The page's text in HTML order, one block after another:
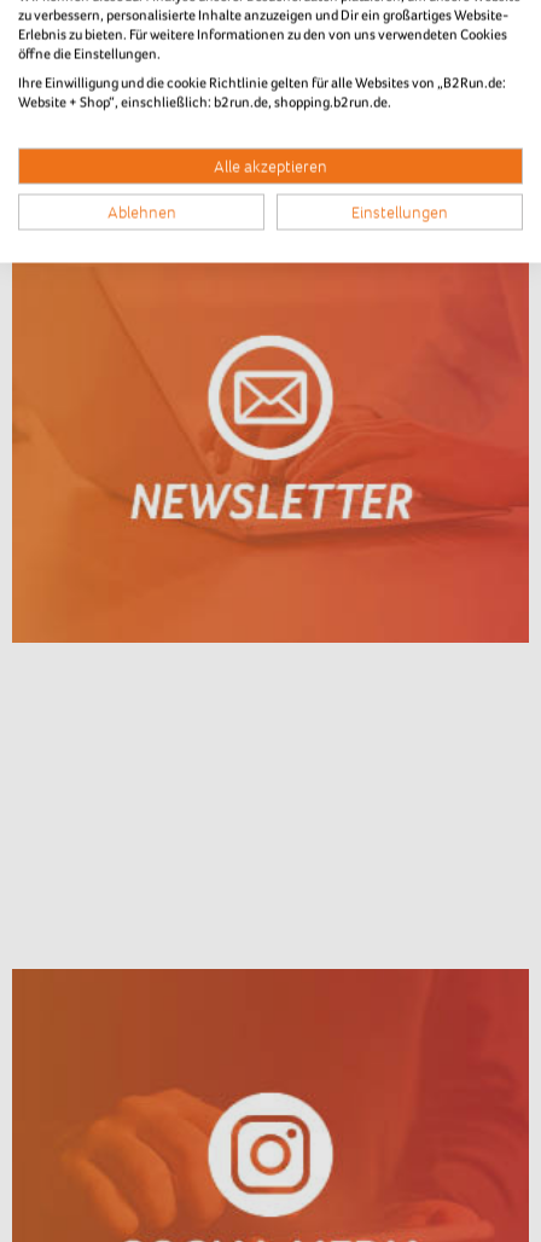
PDF downloaden
Zum Pressebereich
Bilder des Laufs
zu verbessern, personalisierte Inhalte anzuzeigen und Dir ein großartiges Website-
Erlebnis zu bieten. Für weitere Informationen zu den von uns verwendeten Cookies
öffne die Einstellungen.
Ihre Einwilligung und die cookie Richtlinie gelten für alle Websites von „B2Run.de:
Website + Shop“, einschließlich: b2run.de, shopping.b2run.de.
Alle akzeptieren
Ablehnen Einstellungen